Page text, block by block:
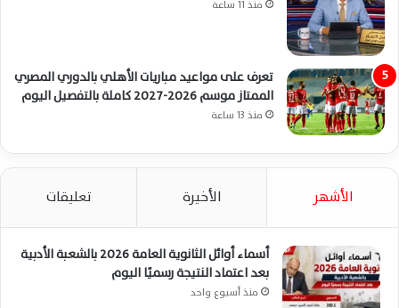
منذ 11 ساعة
تعرف على مواعيد مباريات الأهلي بالدوري المصري
الممتاز موسم 2026-2027 كاملة بالتفصيل اليوم
منذ 13 ساعة
الأشهر الأخيرة تعليقات
أسماء أوائل الثانوية العامة 2026 بالشعبة الأدبية
بعد اعتماد النتيجة رسميًا اليوم
منذ أسبوع واحد